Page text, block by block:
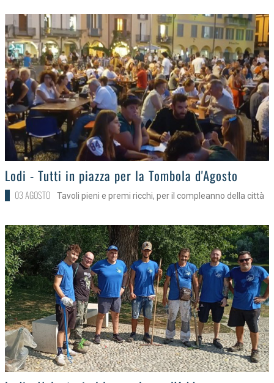
>Lodi - Tutti in piazza per la Tombola d'Agosto
03 AGOSTO Tavoli pieni e premi ricchi, per il compleanno della città
>